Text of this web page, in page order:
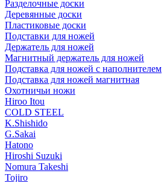
Разделочные доски
Деревянные доски
Пластиковые доски
Подставки для ножей
Держатель для ножей
Магнитный держатель для ножей
Подставка для ножей с наполнителем
Подставка для ножей магнитная
Охотничьи ножи
Hiroo Itou
COLD STEEL
K.Shishido
G.Sakai
Hatono
Hiroshi Suzuki
Nomura Takeshi
Tojiro